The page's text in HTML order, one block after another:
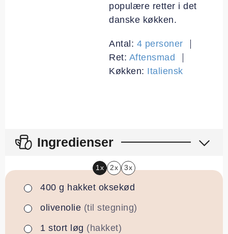
populære retter i det
danske køkken.
Antal: 4 personer
Ret: Aftensmad
Køkken: Italiensk
Ingredienser
1x 2x 3x
▢
400 g hakket oksekød
▢
olivenolie (til stegning)
▢
1 stort løg (hakket)